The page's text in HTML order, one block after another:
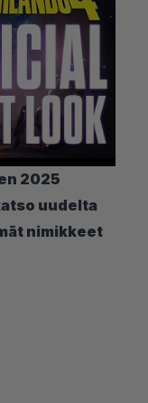
2025
uudelta
nimikkeet